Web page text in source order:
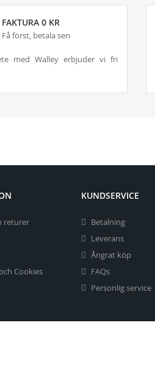
FAKTURA 0 KR
Få först, betala sen
med Walley erbjuder vi fri
returer
Cookies
KUNDSERVICE
Betalning
Leverans
Ångrat köp
FAQs
Personlig service